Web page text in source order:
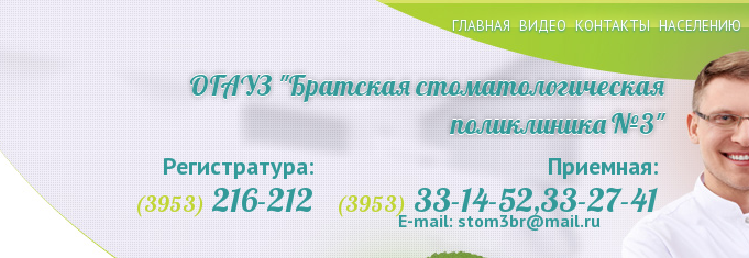
ГЛАВНАЯ ВИДЕО КОНТАКТЫ НАСЕЛЕНИЮ
ОГАУЗ "Братская стоматологическая
поликлиника№3"
Регистратура:
(3953) 216-212
Приемная:
(3953)33-14-52,33-27-41
E-mail: stom3br@mail.ru